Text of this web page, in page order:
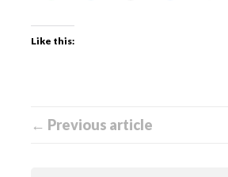
Like this:
← Previous article